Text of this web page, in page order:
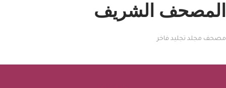
المصحف الشريف
مصحف مجلد تجليد فاخر